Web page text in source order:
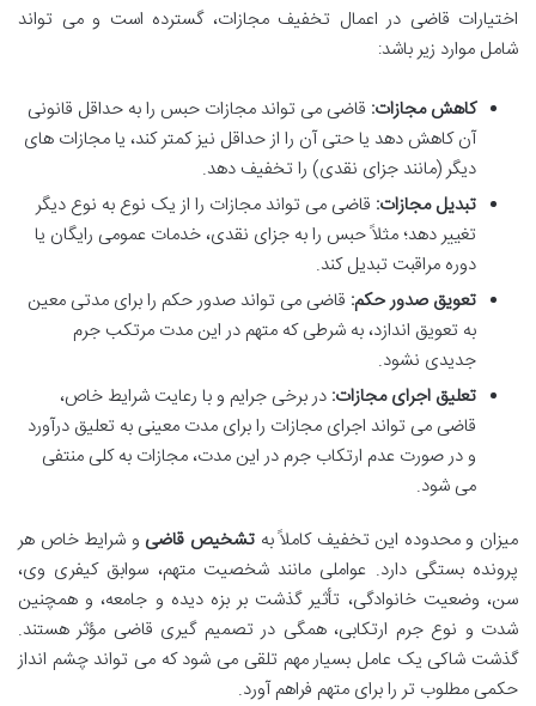
اختیارات قاضی در اعمال تخفیف مجازات، گسترده است و می تواند
شامل موارد زیر باشد:
کاهش مجازات: قاضی می تواند مجازات حبس را به حداقل قانونی
آن کاهش دهد یا حتی آن را از حداقل نیز کمتر کند، یا مجازات های
دیگر (مانند جزای نقدی) را تخفیف دهد.
تبدیل مجازات: قاضی می تواند مجازات را از یک نوع به نوع دیگر
تغییر دهد؛ مثلاً حبس را به جزای نقدی، خدمات عمومی رایگان یا
دوره مراقبت تبدیل کند.
تعویق صدور حکم: قاضی می تواند صدور حکم را برای مدتی معین
به تعویق اندازد، به شرطی که متهم در این مدت مرتکب جرم
جدیدی نشود.
تعلیق اجرای مجازات: در برخی جرایم و با رعایت شرایط خاص،
قاضی می تواند اجرای مجازات را برای مدت معینی به تعلیق درآورد
و در صورت عدم ارتکاب جرم در این مدت، مجازات به کلی منتفی
می شود.
میزان و محدوده این تخفیف کاملاً بهتشخیص قاضی و شرایط خاص هر
پرونده بستگی دارد. عواملی مانند شخصیت متهم، سوابق کیفری وی،
سن، وضعیت خانوادگی، تأثیر گذشت بر بزه دیده و جامعه، و همچنین
شدت و نوع جرم ارتکابی، همگی در تصمیم گیری قاضی مؤثر هستند.
گذشت شاکی یک عامل بسیار مهم تلقی می شود که می تواند چشم انداز
حکمی مطلوب تر را برای متهم فراهم آورد.